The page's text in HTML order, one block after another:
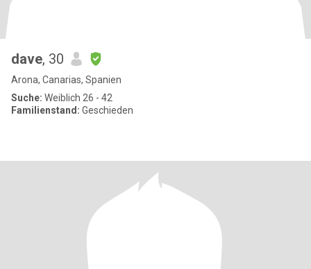
dave, 30
Arona, Canarias, Spanien
Suche: Weiblich 26 - 42
Familienstand: Geschieden